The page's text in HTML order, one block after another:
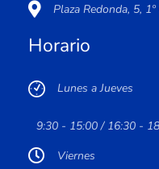
Plaza Redonda, 5,
Horario
Lunes a Jueves
9:30 - 15:00 / 16:30 -
Viernes